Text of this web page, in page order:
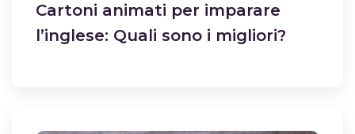
Cartoni animati per imparare
l’inglese: Quali sono i migliori?